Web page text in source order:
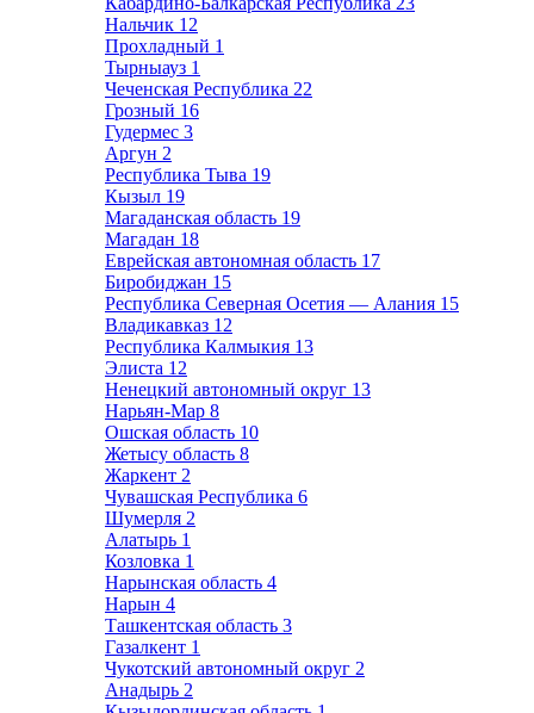
Нальчик 12
Прохладный 1
Тырныауз 1
Чеченская Республика 22
Грозный 16
Гудермес 3
Аргун 2
Республика Тыва 19
Кызыл 19
Магаданская область 19
Магадан 18
Еврейская автономная область 17
Биробиджан 15
Республика Северная Осетия — Алания 15
Владикавказ 12
Республика Калмыкия 13
Элиста 12
Ненецкий автономный округ 13
Нарьян-Мар 8
Ошская область 10
Жетысу область 8
Жаркент 2
Чувашская Республика 6
Шумерля 2
Алатырь 1
Козловка 1
Нарынская область 4
Нарын 4
Ташкентская область 3
Газалкент 1
Чукотский автономный округ 2
Анадырь 2